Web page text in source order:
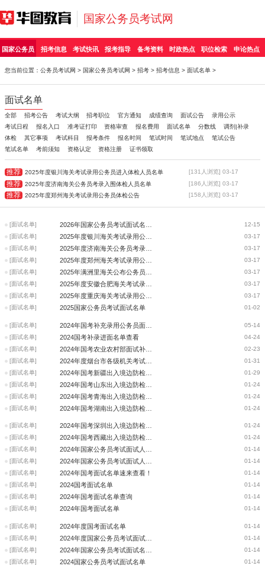
国家公务员考试网
国家公务员 招考信息 考试快讯 报考指导 备考资料 时政热点 职位检索 申论热点
您当前位置： 公务员考试网 > 国家公务员考试网 > 招考 > 招考信息 > 面试名单 >
面试名单
全部 招考公告 考试大纲 招考职位 官方通知 成绩查询 面试公告
录用公示
考试日程
报名入口 准考证打印 资格审查 报名费用 面试名单 分数线
调剂|补录
体检
其它事项 考试科目 报考条件 报名时间 笔试时间 笔试地点
笔试公告
笔试名单
考前须知 资格认定 资格注册 证书领取
推荐 2025年度银川海关考试录用公务员进入体检人员名单 [131人浏览] 03-17
推荐 2025年度济南海关公务员考录入围体检人员名单 [186人浏览] 03-17
推荐 2025年度郑州海关考试录用公务员体检公告 [158人浏览] 03-17
12-15
[面试名单]
03-17
[面试名单]
03-17
[面试名单]
03-17
[面试名单]
03-17
[面试名单]
03-17
[面试名单]
03-17
[面试名单]
01-02
[面试名单] 2025国家公务员考试面试名单
05-14
[面试名单]
04-24
[面试名单] 2024国考补录进面名单查看
02-23
[面试名单]
01-31
[面试名单]
01-29
[面试名单]
01-24
[面试名单]
01-24
[面试名单]
01-24
[面试名单]
01-24
[面试名单]
01-24
[面试名单]
01-14
[面试名单]
01-14
[面试名单]
01-14
[面试名单] 2024年国考面试名单速来查看！
01-14
[面试名单] 2024国考面试名单
01-14
[面试名单] 2024年国考面试名单查询
01-14
[面试名单] 2024年国考面试名单
01-14
[面试名单] 2024年度国考面试名单
01-14
[面试名单]
01-14
[面试名单]
01-14
[面试名单] 2024国家公务员考试面试名单